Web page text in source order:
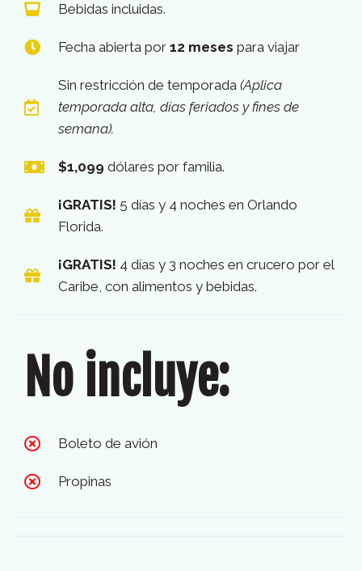
Bebidas incluidas.
Fecha abierta por 12 meses para viajar
Sin restricción de temporada (Aplica
temporada alta, días feriados y fines de
semana).
$1,099 dólares por familia.
¡GRATIS! 5 días y 4 noches en Orlando
Florida.
¡GRATIS! 4 días y 3 noches en crucero por el
Caribe, con alimentos y bebidas.
No incluye:
Boleto de avión
Propinas